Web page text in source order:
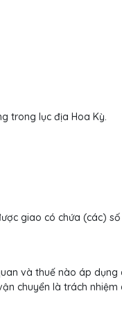
trong lục địa Hoa Kỳ.
giao có chứa (các)
và thuế nào áp dụng
chuyển là trách nhiệm